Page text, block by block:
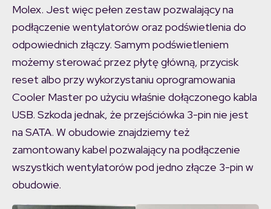
Molex. Jest więc pełen zestaw pozwalający na
podłączenie wentylatorów oraz podświetlenia do
odpowiednich złączy. Samym podświetleniem
możemy sterować przez płytę główną, przycisk
reset albo przy wykorzystaniu oprogramowania
Cooler Master po użyciu właśnie dołączonego kabla
USB. Szkoda jednak, że przejściówka 3-pin nie jest
na SATA. W obudowie znajdziemy też
zamontowany kabel pozwalający na podłączenie
wszystkich wentylatorów pod jedno złącze 3-pin w
obudowie.